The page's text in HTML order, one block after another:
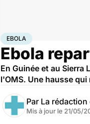
Accueil Santé
EBOLA
Ebola
En Guinée et au
l'OMS. Une hausse
Par La
Mis à jour le 21/05/